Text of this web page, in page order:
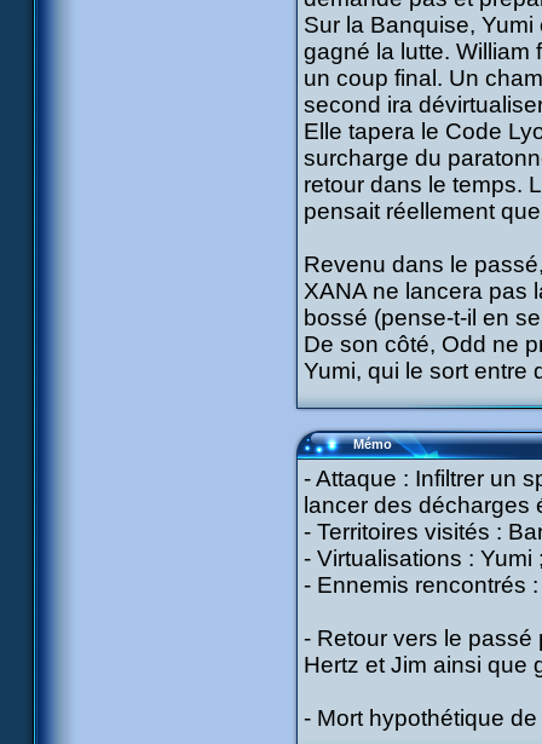
Sur la Banquise,
gagné la lutte. William
un coup final. Un
second ira
Elle tapera le Code
surcharge du
retour dans le temps.
pensait réellement
Revenu dans le
XANA ne lancera pas
bossé (pense-t-il en
De son côté, Odd ne
Yumi, qui le sort entre
Mémo
- Attaque : Infiltrer un
lancer des décharges
- Territoires visités :
- Virtualisations : Yumi
- Ennemis rencontrés
- Retour vers le passé
Hertz et Jim ainsi que
- Mort hypothétique